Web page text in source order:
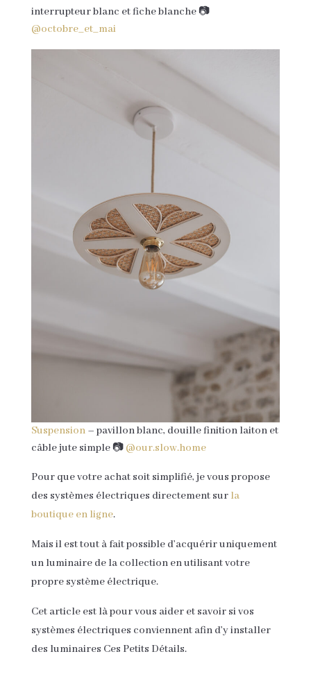
interrupteur blanc et fiche blanche 📷
@octobre_et_mai
Suspension– pavillon blanc, douille finition laiton et
câble jute simple 📷 @our.slow.home
Pour que votre achat soit simplifié, je vous propose
des systèmes électriques directement sur la
boutique en ligne.
Mais il est tout à fait possible d’acquérir uniquement
un luminaire de la collection en utilisant votre
propre système électrique.
Cet article est là pour vous aider et savoir si vos
systèmes électriques conviennent afin d’y installer
des luminaires Ces Petits Détails.